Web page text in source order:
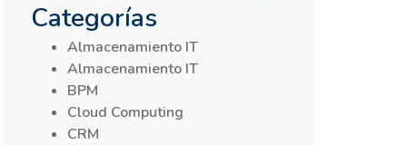
Categorías
Almacenamiento IT
Almacenamiento IT
BPM
Cloud Computing
CRM